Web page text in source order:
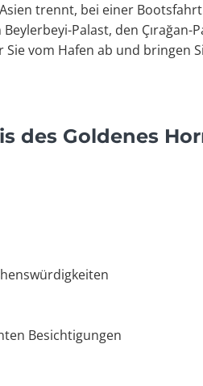
trennt, bei einer
Palast, den
vom Hafen ab und bringen
des Goldenes
Besichtigungen